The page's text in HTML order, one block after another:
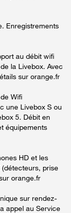
Enregistrements
au débit wifi
la Livebox. Avec
sur orange.fr
Wifi
une Livebox S ou
5. Débit en
équipements
HD et les
prise
orange.fr
sur rendez-
appel au Service